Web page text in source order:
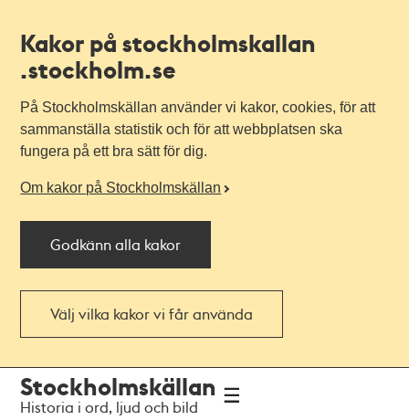
Kakor på stockholmskallan
.stockholm.se
På Stockholmskällan använder vi kakor, cookies, för att
sammanställa statistik och för att webbplatsen ska
fungera på ett bra sätt för dig.
Om kakor på Stockholmskällan
Godkänn alla kakor
Välj vilka kakor vi får använda
navigationen
huvudinnehållet
Stockholmskällan
Historia i ord, ljud och bild